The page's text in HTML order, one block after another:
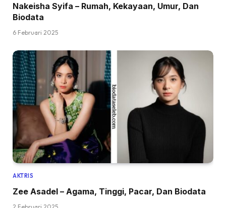
Nakeisha Syifa – Rumah, Kekayaan, Umur, Dan
Biodata
6 Februari 2025
AKTRIS
Zee Asadel – Agama, Tinggi, Pacar, Dan Biodata
2 Februari 2025